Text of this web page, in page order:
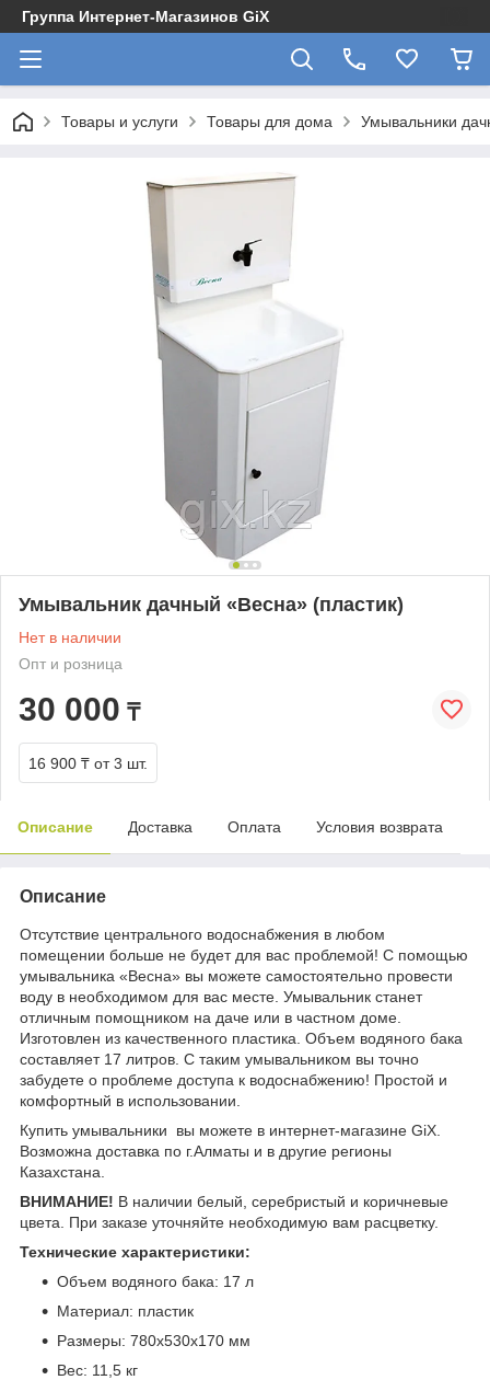
Группа Интернет-Магазинов GiX
Товары и услуги Товары для дома Умывальники
Умывальник дачный «Весна» (пластик)
Нет в наличии
Опт и розница
30 000 ₸
16 900 ₸ от 3 шт.
Описание Доставка Оплата Условия возврата
Описание
Отсутствие центрального водоснабжения в любом
помещении больше не будет для вас проблемой! С помощью
умывальника «Весна» вы можете самостоятельно провести
воду в необходимом для вас месте. Умывальник станет
отличным помощником на даче или в частном доме.
Изготовлен из качественного пластика. Объем водяного бака
составляет 17 литров. С таким умывальником вы точно
забудете о проблеме доступа к водоснабжению! Простой и
комфортный в использовании.
Купить умывальники вы можете в интернет-магазине GiX.
Возможна доставка по г.Алматы и в другие регионы
Казахстана.
ВНИМАНИЕ! В наличии белый, серебристый и коричневые
цвета. При заказе уточняйте необходимую вам расцветку.
Технические характеристики:
Объем водяного бака: 17 л
Материал: пластик
Размеры: 780х530х170 мм
Вес: 11,5 кг